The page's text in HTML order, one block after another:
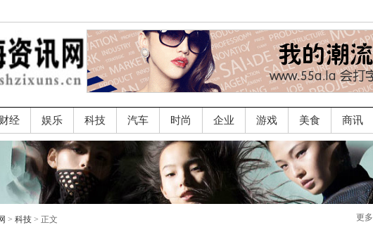
财经 娱乐 科技 汽车 时尚 企业 游戏 美食 商讯
> 科技 > 正文 更多